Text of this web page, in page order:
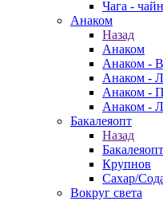
Чага -
Анаком
Назад
Анаком
Анаком -
Анаком -
Анаком -
Анаком -
Бакалеяопт
Назад
Бакалеяопт
Крупнов
Сахар/
Вокруг света